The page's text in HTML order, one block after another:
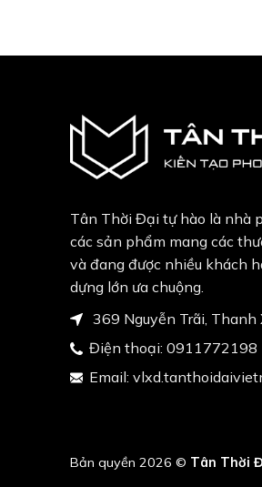
Tân Thời Đại tự hào là nhà
các sản phẩm mang các
và đang được nhiều khách
dựng lớn ưa chuộng.
369 Nguyễn Trãi, Thanh
Điện thoại: 0911772198
Email:
Bản quyền 2026 © Tân Thời